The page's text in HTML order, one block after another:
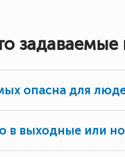
опасна для
в выходные или